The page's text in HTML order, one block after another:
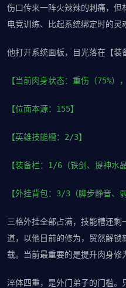
伤口传来一阵火辣辣的刺痛，但
电竞训练、比起系统绑定时的灵
他打开系统面板，目光落在【装
【当前肉身状态：重伤（75%）
【位面本源：155】
【英雄技能槽：2/3】
【装备栏：1/6（铁剑、提神水晶
【外挂背包：3/3（脚步静音、
三格外挂全部占满，技能槽还
道，以他目前的修为，贸然解锁
载。当前最重要的是提升肉身修
淬体四重，是外门弟子的门槛